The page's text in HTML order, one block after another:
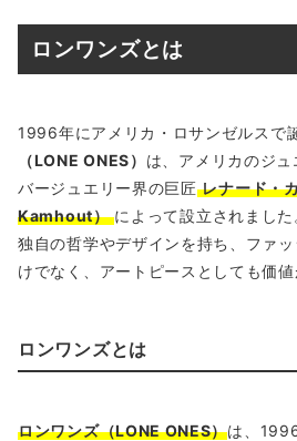
ロンワンズとは
1996年にアメリカ・ロサンゼルスで
（LONE ONES） は、アメリカのジ
バージュエリー界の巨匠 レナード・
Kamhout） によって設立されました
独自の哲学やデザインを持ち、ファ
けでなく、アートピースとしても価値
ロンワンズとは
ロンワンズ（LONE ONES）は、